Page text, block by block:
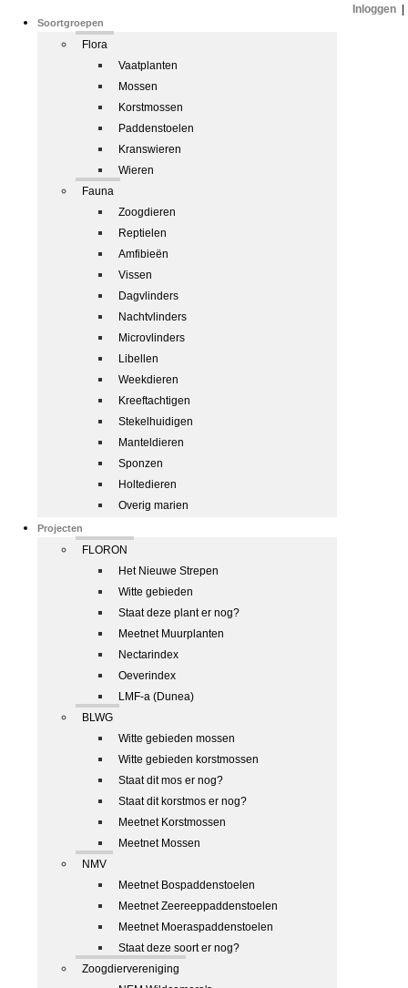
Soortgroepen
Flora
Vaatplanten
Mossen
Korstmossen
Paddenstoelen
Kranswieren
Wieren
Fauna
Zoogdieren
Reptielen
Amfibieën
Vissen
Dagvlinders
Nachtvlinders
Microvlinders
Libellen
Weekdieren
Kreeftachtigen
Stekelhuidigen
Manteldieren
Sponzen
Holtedieren
Overig marien
Projecten
FLORON
Het Nieuwe Strepen
Witte gebieden
Staat deze plant er nog?
Meetnet Muurplanten
Nectarindex
Oeverindex
LMF-a (Dunea)
BLWG
Witte gebieden mossen
Witte gebieden korstmossen
Staat dit mos er nog?
Staat dit korstmos er nog?
Meetnet Korstmossen
Meetnet Mossen
NMV
Meetnet Bospaddenstoelen
Meetnet Zeereeppaddenstoelen
Meetnet Moeraspaddenstoelen
Staat deze soort er nog?
Zoogdiervereniging
Inloggen